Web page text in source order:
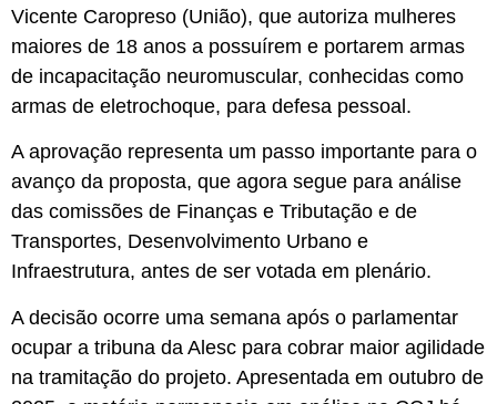
Vicente Caropreso (União), que autoriza mulheres
maiores de 18 anos a possuírem e portarem armas
de incapacitação neuromuscular, conhecidas como
armas de eletrochoque, para defesa pessoal.
A aprovação representa um passo importante para o
avanço da proposta, que agora segue para análise
das comissões de Finanças e Tributação e de
Transportes, Desenvolvimento Urbano e
Infraestrutura, antes de ser votada em plenário.
A decisão ocorre uma semana após o parlamentar
ocupar a tribuna da Alesc para cobrar maior agilidade
na tramitação do projeto. Apresentada em outubro de